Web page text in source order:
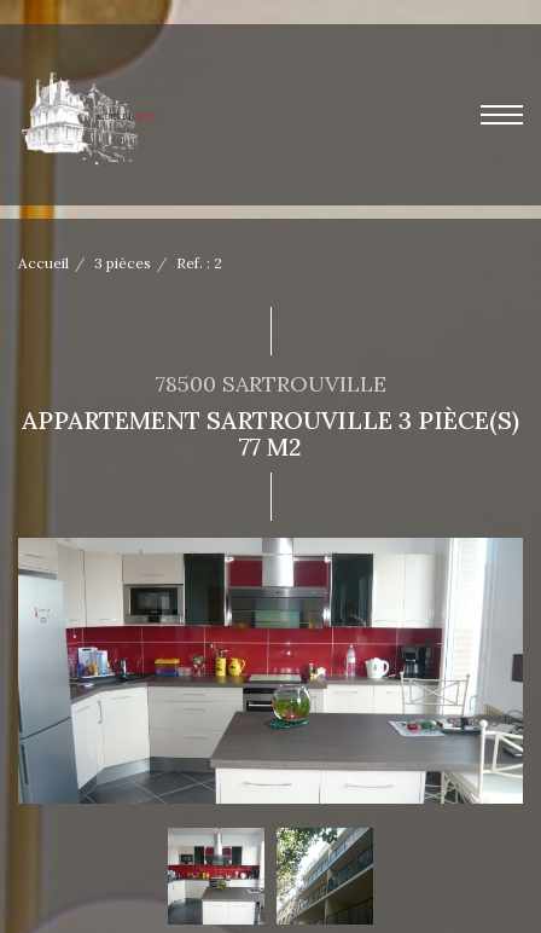
Accueil 3 pièces Ref. : 2
78500 SARTROUVILLE
APPARTEMENT SARTROUVILLE 3 PIÈCE(S)
77 M2